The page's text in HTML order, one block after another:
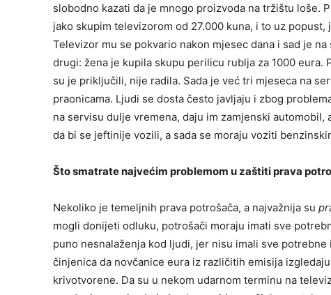
slobodno kazati da je mnogo proizvoda na tržištu loše.
jako skupim televizorom od 27.000 kuna, i to uz
Televizor mu se pokvario nakon mjesec dana i sad je
drugi: žena je kupila skupu perilicu rublja za 1000
su je priključili, nije radila. Sada je već tri mjeseca na
praonicama. Ljudi se dosta često javljaju i zbog
na servisu dulje vremena, daju im zamjenski
da bi se jeftinije vozili, a sada se moraju voziti
Što smatrate najvećim problemom u zaštiti prava
Nekoliko je temeljnih prava potrošača, a najvažnija su
mogli donijeti odluku, potrošači moraju imati sve
puno nesnalaženja kod ljudi, jer nisu imali sve
činjenica da novčanice eura iz različitih emisija
krivotvorene. Da su u nekom udarnom terminu na